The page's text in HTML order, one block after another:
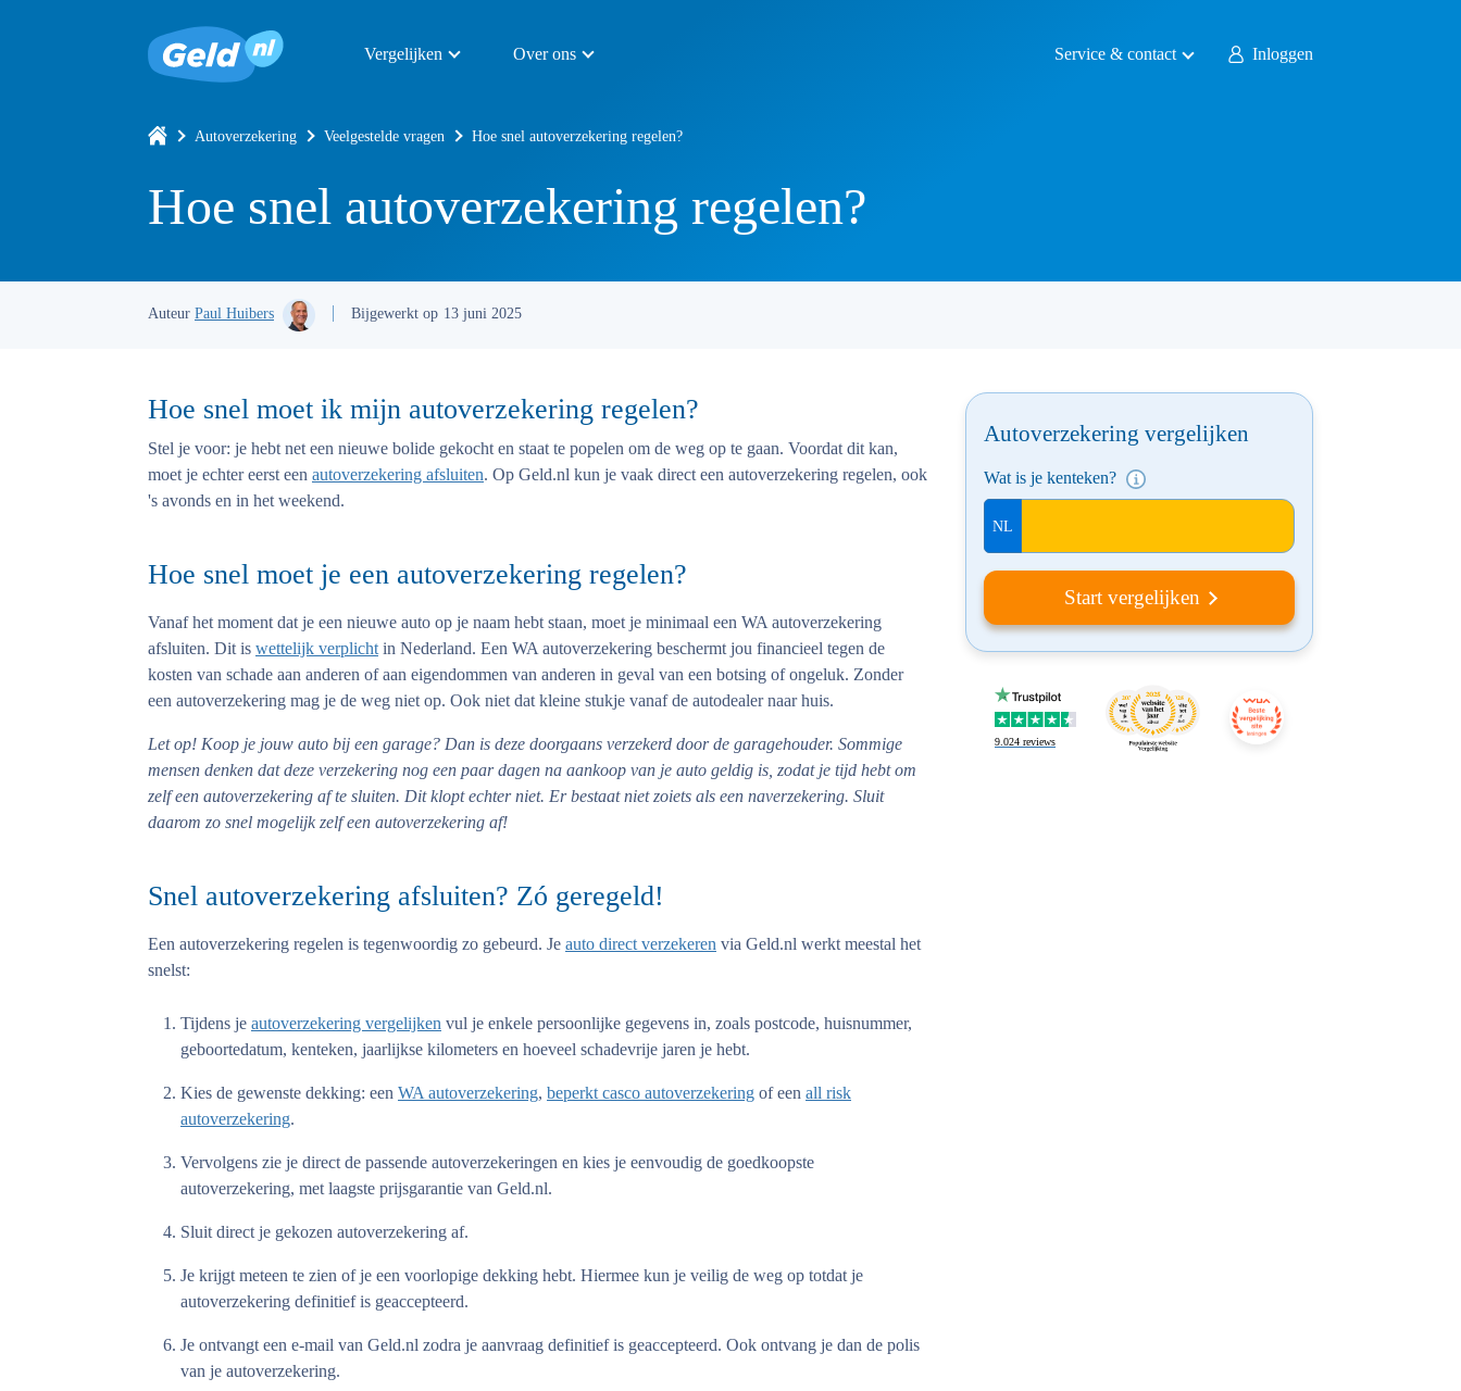
Vergelijken Over ons Service & contact Inloggen
Autoverzekering Veelgestelde vragen Hoe snel autoverzekering regelen?
Hoe snel autoverzekering regelen?
Auteur Paul Huibers Bijgewerkt op 13 juni 2025
Hoe snel moet ik mijn autoverzekering regelen?
Stel je voor: je hebt net een nieuwe bolide gekocht en staat te popelen om de weg op te gaan. Voordat dit kan,
moet je echter eerst een autoverzekering afsluiten. Op Geld.nl kun je vaak direct een autoverzekering regelen, ook
's avonds en in het weekend.
Hoe snel moet je een autoverzekering regelen?
Vanaf het moment dat je een nieuwe auto op je naam hebt staan, moet je minimaal een WA autoverzekering
afsluiten. Dit is wettelijk verplicht in Nederland. Een WA autoverzekering beschermt jou financieel tegen de
kosten van schade aan anderen of aan eigendommen van anderen in geval van een botsing of ongeluk. Zonder
een autoverzekering mag je de weg niet op. Ook niet dat kleine stukje vanaf de autodealer naar huis.
Let op! Koop je jouw auto bij een garage? Dan is deze doorgaans verzekerd door de garagehouder. Sommige
mensen denken dat deze verzekering nog een paar dagen na aankoop van je auto geldig is, zodat je tijd hebt om
zelf een autoverzekering af te sluiten. Dit klopt echter niet. Er bestaat niet zoiets als een naverzekering. Sluit
daarom zo snel mogelijk zelf een autoverzekering af!
Snel autoverzekering afsluiten? Zó geregeld!
Een autoverzekering regelen is tegenwoordig zo gebeurd. Je auto direct verzekeren via Geld.nl werkt meestal het
snelst:
Tijdens je autoverzekering vergelijken vul je enkele persoonlijke gegevens in, zoals postcode, huisnummer,
geboortedatum, kenteken, jaarlijkse kilometers en hoeveel schadevrije jaren je hebt.
Kies de gewenste dekking: een WA autoverzekering, beperkt casco autoverzekering of een all risk
autoverzekering.
Vervolgens zie je direct de passende autoverzekeringen en kies je eenvoudig de goedkoopste
autoverzekering, met laagste prijsgarantie van Geld.nl.
Sluit direct je gekozen autoverzekering af.
Je krijgt meteen te zien of je een voorlopige dekking hebt. Hiermee kun je veilig de weg op totdat je
autoverzekering definitief is geaccepteerd.
Je ontvangt een e-mail van Geld.nl zodra je aanvraag definitief is geaccepteerd. Ook ontvang je dan de polis
van je autoverzekering.
Autoverzekering vergelijken
Wat is je kenteken?
Start vergelijken
9.024 reviews